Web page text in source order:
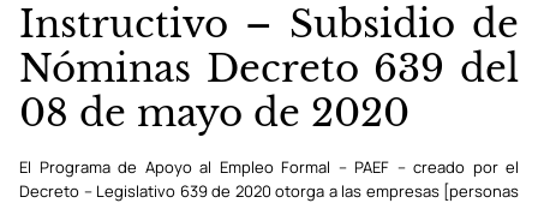
Instructivo – Subsidio de
Nóminas Decreto 639 del
08 de mayo de 2020
El Programa de Apoyo al Empleo Formal – PAEF – creado por el
Decreto – Legislativo 639 de 2020 otorga a las empresas [personas